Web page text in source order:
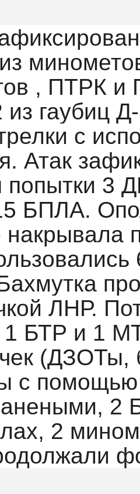
, ПТРК и
из гаубиц
с
Атак
3
БПЛА.
ЛНР.
БТР и 1
с
2